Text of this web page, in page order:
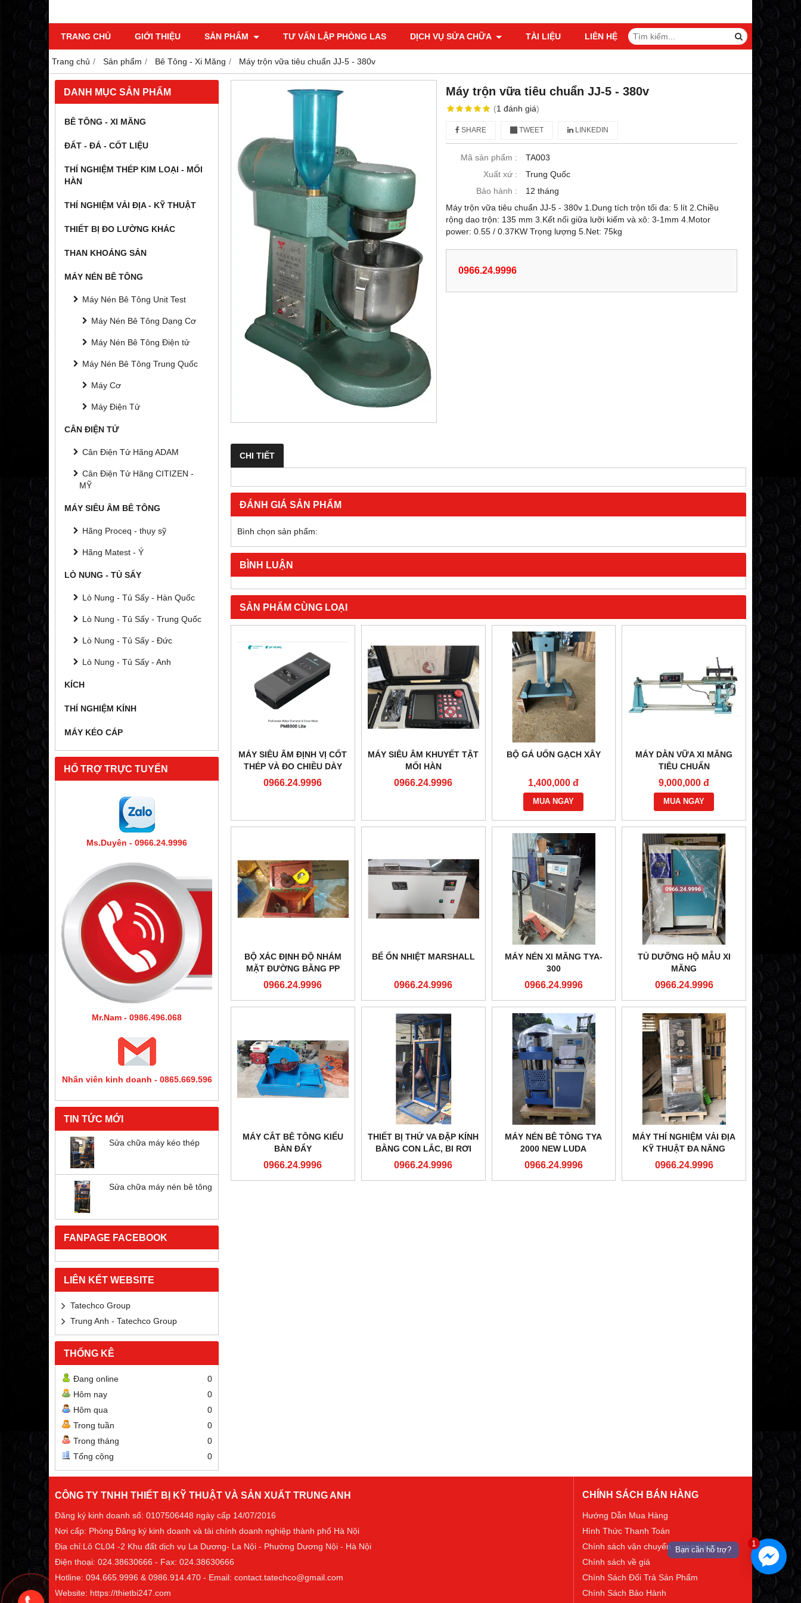
TRANG CHỦ GIỚI THIỆU SẢN PHẨM TƯ VẤN LẬP PHÒNG LAS DỊCH VỤ SỬA CHỮA TÀI LIỆU LIÊN HỆ
Trang chủ Sản phẩm Bê Tông - Xi Măng Máy trộn vữa tiêu chuẩn JJ-5 - 380v
DANH MỤC SẢN PHẨM
BÊ TÔNG - XI MĂNG
ĐẤT - ĐÁ - CỐT LIỆU
THÍ NGHIỆM THÉP KIM LOẠI - MỐI
HÀN
THÍ NGHIỆM VẢI ĐỊA - KỸ THUẬT
THIẾT BỊ ĐO LƯỜNG KHÁC
THAN KHOÁNG SẢN
MÁY NÉN BÊ TÔNG
Máy Nén Bê Tông Unit Test
Máy Nén Bê Tông Dạng Cơ
Máy Nén Bê Tông Điện tử
Máy Nén Bê Tông Trung Quốc
Máy Cơ
Máy Điện Tử
CÂN ĐIỆN TỬ
Cân Điện Tử Hãng ADAM
Cân Điện Tử Hãng CITIZEN -
MỸ
MÁY SIÊU ÂM BÊ TÔNG
Hãng Proceq - thụy sỹ
Hãng Matest - Ý
LÒ NUNG - TỦ SẤY
Lò Nung - Tủ Sấy - Hàn Quốc
Lò Nung - Tủ Sấy - Trung Quốc
Lò Nung - Tủ Sấy - Đức
Lò Nung - Tủ Sấy - Anh
KÍCH
THÍ NGHIỆM KÍNH
MÁY KÉO CÁP
HỔ TRỢ TRỰC TUYẾN
Ms.Duyên - 0966.24.9996
Mr.Nam - 0986.496.068
Nhân viên kinh doanh - 0865.669.596
TIN TỨC MỚI
Sửa chữa máy kéo thép
Sửa chữa máy nén bê tông
FANPAGE FACEBOOK
LIÊN KẾT WEBSITE
Tatechco Group
Trung Anh - Tatechco Group
THỐNG KÊ
Đang online
0
Hôm nay
0
Hôm qua
0
Trong tuần
0
Trong tháng
0
Tổng cộng
0
Máy trộn vữa tiêu chuẩn JJ-5 - 380v
(1 đánh giá)
SHARE TWEET LINKEDIN
Mã sản phẩm :
TA003
Xuất xứ :
Trung Quốc
Bảo hành :
12 tháng
Máy trộn vữa tiêu chuẩn JJ-5 - 380v 1.Dung tích trộn tối đa: 5 lít 2.Chiều
rộng dao trộn: 135 mm 3.Kết nối giữa lưỡi kiếm và xô: 3-1mm 4.Motor
power: 0.55 / 0.37KW Trọng lượng 5.Net: 75kg
0966.24.9996
CHI TIẾT
ĐÁNH GIÁ SẢN PHẨM
Bình chọn sản phẩm:
BÌNH LUẬN
SẢN PHẨM CÙNG LOẠI
MÁY SIÊU ÂM ĐỊNH VỊ CỐT
THÉP VÀ ĐO CHIỀU DÀY
LỚP PHỦ BÊ TÔNG BẢO
0966.24.9996
MÁY SIÊU ÂM KHUYẾT TẬT
MỐI HÀN
0966.24.9996
BỘ GÁ UỐN GẠCH XÂY
1,400,000 đ
MUA NGAY
MÁY DẰN VỮA XI MĂNG
TIÊU CHUẨN
9,000,000 đ
MUA NGAY
BỘ XÁC ĐỊNH ĐỘ NHÁM
MẶT ĐƯỜNG BẰNG PP
RẮC CÁT
0966.24.9996
BỂ ỔN NHIỆT MARSHALL
0966.24.9996
MÁY NÉN XI MĂNG TYA-
300
0966.24.9996
TỦ DƯỠNG HỘ MẪU XI
MĂNG
0966.24.9996
MÁY CẮT BÊ TÔNG KIỂU
BÀN ĐẨY
0966.24.9996
THIẾT BỊ THỬ VA ĐẬP KÍNH
BẰNG CON LẮC, BI RƠI
0966.24.9996
MÁY NÉN BÊ TÔNG TYA
2000 NEW LUDA
0966.24.9996
MÁY THÍ NGHIỆM VẢI ĐỊA
KỸ THUẬT ĐA NĂNG
0966.24.9996
CÔNG TY TNHH THIẾT BỊ KỸ THUẬT VÀ SẢN XUẤT TRUNG ANH
Đăng ký kinh doanh số: 0107506448 ngày cấp 14/07/2016
Nơi cấp: Phòng Đăng ký kinh doanh và tài chính doanh nghiệp thành phố Hà Nội
Địa chỉ:Lô CL04 -2 Khu đất dịch vụ La Dương- La Nội - Phường Dương Nội - Hà Nội
Điện thoại: 024.38630666 - Fax: 024.38630666
Hotline: 094.665.9996 & 0986.914.470 - Email: contact.tatechco@gmail.com
Website: https://thietbi247.com
CHÍNH SÁCH BÁN HÀNG
Hướng Dẫn Mua Hàng
Hình Thức Thanh Toán
Chính sách vận chuyển - giao hàng
Chính sách về giá
Chính Sách Đổi Trả Sản Phẩm
Chính Sách Bảo Hành
1
Bạn cần hỗ trợ?